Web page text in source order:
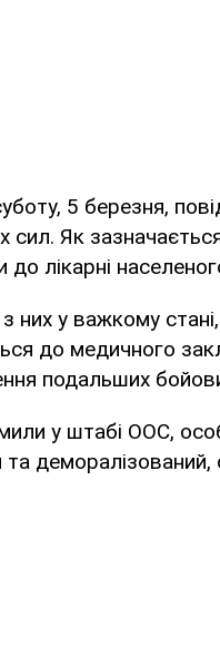
5 березня,
сил. Як
до лікарні
них у важкому
до медичного
подальших
у штабі ООС,
та